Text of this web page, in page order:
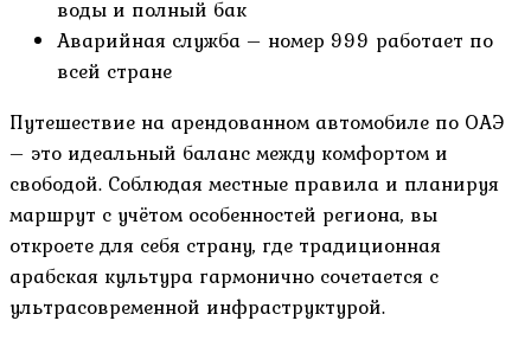
воды и полный бак
Аварийная служба – номер 999 работает по
всей стране
Путешествие на арендованном автомобиле по ОАЭ
– это идеальный баланс между комфортом и
свободой. Соблюдая местные правила и планируя
маршрут с учётом особенностей региона, вы
откроете для себя страну, где традиционная
арабская культура гармонично сочетается с
ультрасовременной инфраструктурой.